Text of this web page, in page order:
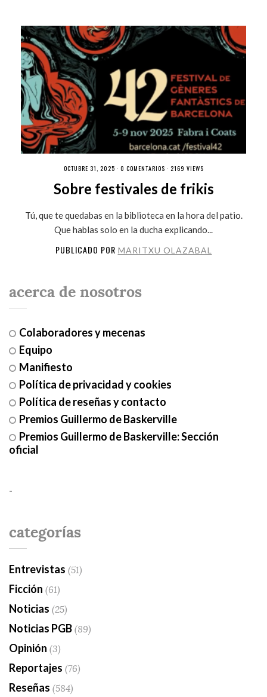
OCTUBRE 31, 2025 · 0 COMENTARIOS · 2169 VIEWS
Sobre festivales de frikis
Tú, que te quedabas en la biblioteca en la hora del patio.
Que hablas solo en la ducha explicando...
PUBLICADO POR MARITXU OLAZABAL
acerca de nosotros
Colaboradores y mecenas
Equipo
Manifiesto
Política de privacidad y cookies
Política de reseñas y contacto
Premios Guillermo de Baskerville
Premios Guillermo de Baskerville: Sección
oficial
-
categorías
Entrevistas (51)
Ficción (61)
Noticias (25)
Noticias PGB(89)
Opinión (3)
Reportajes (76)
Reseñas (584)